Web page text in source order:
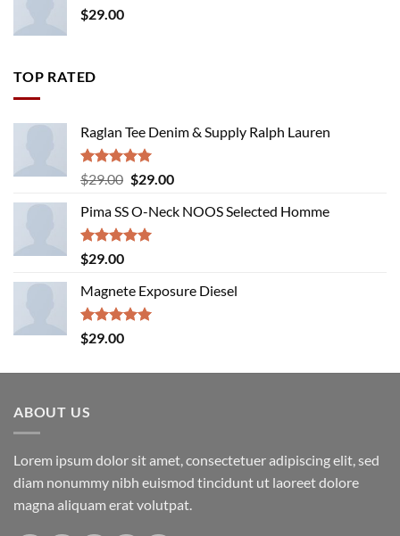
$29.00
TOP RATED
Raglan Tee Denim & Supply Ralph Lauren
Rated5.00
out of 5
$29.00 Original
was:
$29.00.
$29.00Current
is:
Pima SS O-Neck NOOS Selected Homme
Rated5.00
out of 5
$29.00
Magnete Exposure Diesel
Rated5.00
out of 5
$29.00
ABOUT US
Lorem ipsum dolor sit amet, consectetuer adipiscing elit, sed
diam nonummy nibh euismod tincidunt ut laoreet dolore
magna aliquam erat volutpat.